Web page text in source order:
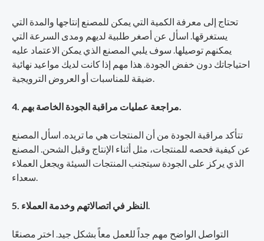
تحتاج إلى معرفة الكمية التي يمكن للمصنع إنتاجها والمدة التي
يستغرقها. اسأل عن أصغر طلبية لديهم ومدى السرعة التي
يمكنهم توصيلها. سوف يلبي المصنع الذي يمكن الاعتماد عليه
احتياجاتك دون خفض الجودة. هذا مهم إذا كانت لديك مواعيد نهائية
تتأكد مراقبة الجودة من أن المنتجات هي ما تريده. اسأل المصنع
عن كيفية فحصه للمنتجات، مثل أثناء الإنتاج وقبل الشحن. المصنع
الذي يركز على الجودة سيتجنب المنتجات السيئة ويجعل العملاء
التواصل الواضح مهم جداً للعمل معاً بشكل جيد. اختر مصنعًا